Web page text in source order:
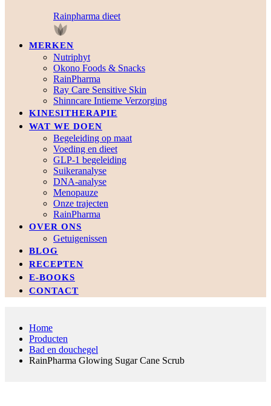
Rainpharma dieet
MERKEN
Nutriphyt
Okono Foods & Snacks
RainPharma
Ray Care Sensitive Skin
Shinncare Intieme Verzorging
KINESITHERAPIE
WAT WE DOEN
Begeleiding op maat
Voeding en dieet
GLP-1 begeleiding
Suikeranalyse
DNA-analyse
Menopauze
Onze trajecten
RainPharma
OVER ONS
Getuigenissen
BLOG
RECEPTEN
E-BOOKS
CONTACT
Home
Producten
Bad en douchegel
RainPharma Glowing Sugar Cane Scrub